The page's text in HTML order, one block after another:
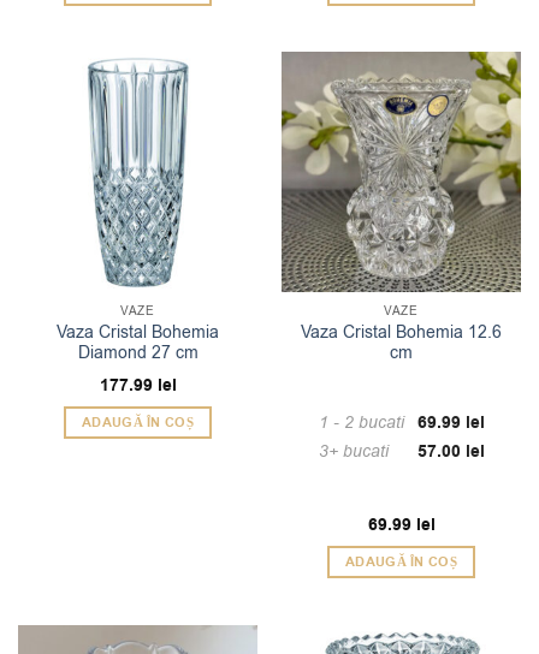
VAZE
Vaza Cristal Bohemia
Diamond 27 cm
177.99 lei
ADAUGĂ ÎN COȘ
VAZE
Vaza Cristal Bohemia 12.6
cm
1 - 2 bucati 69.99 lei
3+ bucati 57.00 lei
69.99 lei
ADAUGĂ ÎN COȘ